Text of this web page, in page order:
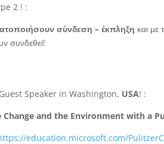
2 ! :
σύνδεση – έκπληξη και
συνδεθεί!
Speaker in Washington, USA! :
Change and the Environment with a
education.microsoft.com/